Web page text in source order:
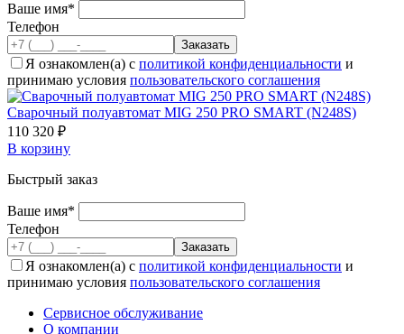
Ваше имя*
Телефон
Я ознакомлен(а) с политикой конфиденциальности и
принимаю условия пользовательского соглашения
Cварочный полуавтомат MIG 250 PRO SMART (N248S)
110 320 ₽
В корзину
Быстрый заказ
Ваше имя*
Телефон
Я ознакомлен(а) с политикой конфиденциальности и
принимаю условия пользовательского соглашения
Сервисное обслуживание
О компании